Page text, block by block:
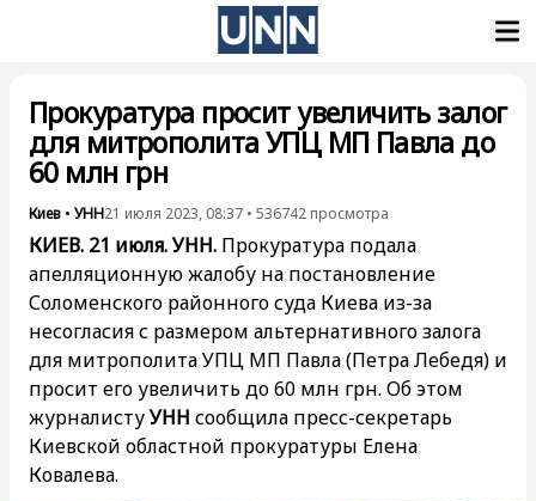
Прокуратура просит увеличить залог
для митрополита УПЦ МП Павла до
60 млн грн
Киев • УНН21 июля 2023, 08:37 • 536742 просмотра
КИЕВ. 21 июля. УНН. Прокуратура подала
апелляционную жалобу на постановление
Соломенского районного суда Киева из-за
несогласия с размером альтернативного залога
для митрополита УПЦ МП Павла (Петра Лебедя) и
просит его увеличить до 60 млн грн. Об этом
журналистуУНН сообщила пресс-секретарь
Киевской областной прокуратуры Елена
Ковалева.